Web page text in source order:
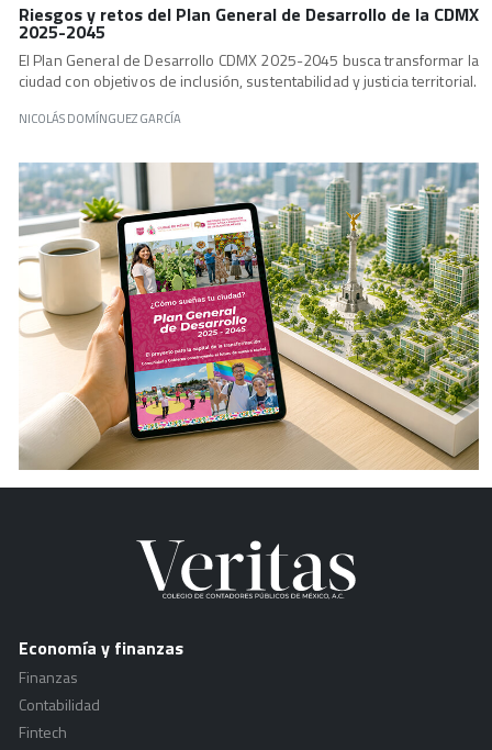
Riesgos y retos del Plan General de Desarrollo de la CDMX
2025-2045
El Plan General de Desarrollo CDMX 2025-2045 busca transformar la
ciudad con objetivos de inclusión, sustentabilidad y justicia territorial.
NICOLÁS DOMÍNGUEZ GARCÍA
Economía y finanzas
Finanzas
Contabilidad
Fintech